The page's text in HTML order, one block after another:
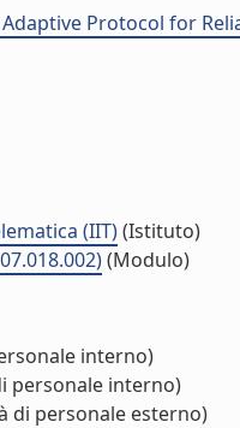
Protocol for
(IIT)(Istituto)
(Modulo)
interno)
personale interno)
di personale esterno)